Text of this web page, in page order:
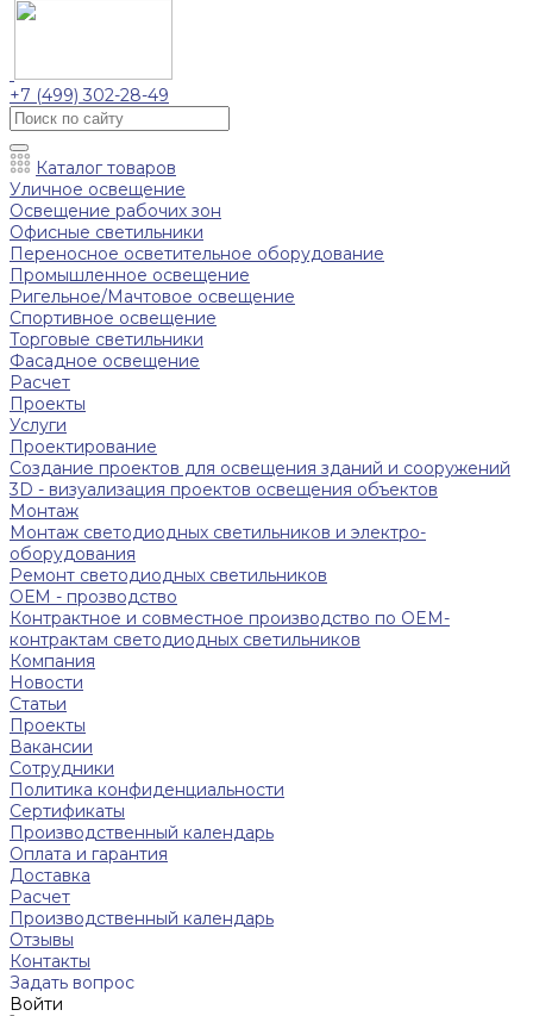
+7 (499) 302-28-49
Каталог товаров
Уличное освещение
Освещение рабочих зон
Офисные светильники
Переносное осветительное оборудование
Промышленное освещение
Ригельное/Мачтовое освещение
Спортивное освещение
Торговые светильники
Фасадное освещение
Расчет
Проекты
Услуги
Проектирование
Создание проектов для освещения зданий и сооружений
3D - визуализация проектов освещения объектов
Монтаж
Монтаж светодиодных светильников и электро-
оборудования
Ремонт светодиодных светильников
ОЕМ - прозводство
Контрактное и совместное производство по OEM-
контрактам светодиодных светильников
Компания
Новости
Статьи
Проекты
Вакансии
Сотрудники
Политика конфиденциальности
Сертификаты
Производственный календарь
Оплата и гарантия
Доставка
Расчет
Производственный календарь
Отзывы
Контакты
Задать вопрос
Войти